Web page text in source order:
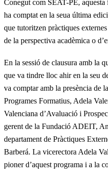
Conegut com SEAT-PE,
ha comptat en la seua última
que tutoritzen pràctiques
de la perspectiva acadèmica o
En la sessió de clausura amb la
que va tindre lloc ahir en la seu
va comptar amb la presència de
Programes Formatius, Adela
Valenciana d’Avaluació i
gerent de la Fundació ADEIT,
departament de Pràctiques
Barberá. La vicerectora Adela
pioner d’aquest programa i a la